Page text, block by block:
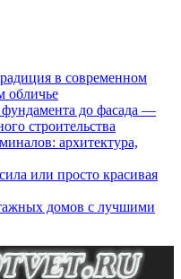
в современном
обличье
до фасада —
строительства
архитектура,
или просто красивая
домов с лучшими